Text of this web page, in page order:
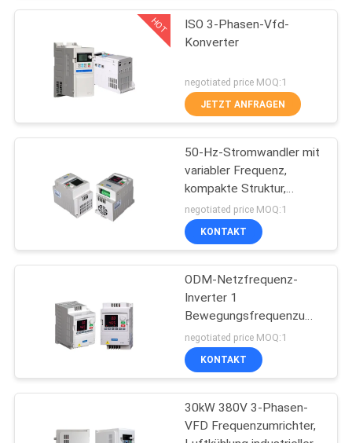
REFERENZEN
SITEMAP
POLICY
VFD-
Frequenzumrichter
vfd variabler
Frequenz-Antrieb
23
HOT
ISO 3-Phasen-Vfd-
Konverter
negotiated price MOQ:1
JETZT ANFRAGEN
50-Hz-Stromwandler mit
variabler Frequenz,
kompakte Struktur,
Leistung 0,4 kW
negotiated price MOQ:1
KONTAKT
ODM-Netzfrequenz-
Inverter 1
Bewegungsfrequenzumsetzer
der Phasen-50Hz
negotiated price MOQ:1
KONTAKT
30kW 380V 3-Phasen-
VFD Frequenzumrichter,